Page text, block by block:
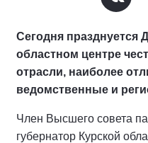
Сегодня празднуется
областном центре
отрасли, наиболее
ведомственные и
Член Высшего совета
губернатор Курской